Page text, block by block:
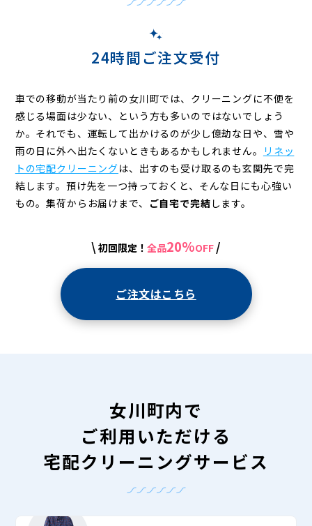
24時間ご注文受付
車での移動が当たり前の女川町では、クリーニングに不便を
感じる場面は少ない、という方も多いのではないでしょう
か。それでも、運転して出かけるのが少し億劫な日や、雪や
雨の日に外へ出たくないときもあるかもしれません。
リネッ
トの宅配クリーニングは、出すのも受け取るのも玄関先で完
結します。預け先を一つ持っておくと、そんな日にも心強い
もの。集荷からお届けまで、 ご自宅で完結 します。
\ 初回限定！ 全品20%OFF /
ご注文はこちら
女川町内で
ご利用いただける
宅配クリーニングサービス